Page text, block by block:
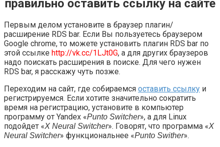
правильно оставить ссылку на сайте
Первым делом установите в браузер плагин/
расширение RDS bar. Если Вы пользуетесь браузером
Google chrome, то можете установить плагин RDS bar по
этой ссылке http://vk.cc/1LJt0G, а для других браузеров
надо поискать расширения в поиске. Для чего нужен
RDS bar, я расскажу чуть позже.
Переходим на сайт, где собираемся оставить ссылку и
регистрируемся. Если хотите значительно сократить
время на регистрацию, установите в компьютер
программу от Yandex «Punto Switcher», а для Linux
подойдет «X Neural Switcher». Говорят, что программа «X
Neural Switcher» функциональнее «Punto Swither».